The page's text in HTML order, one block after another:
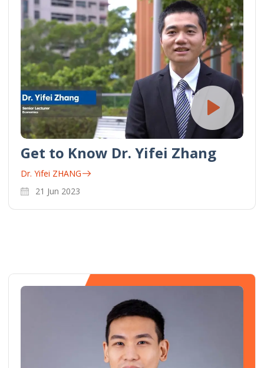
Get to Know Dr. Yifei Zhang
Dr. Yifei ZHANG
21 Jun 2023